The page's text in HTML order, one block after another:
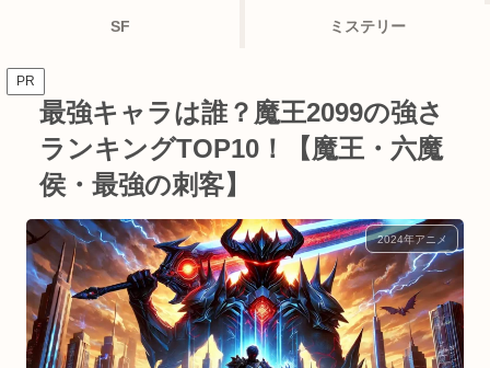
SF ミステリー
PR
最強キャラは誰？魔王2099の強さ
ランキングTOP10！【魔王・六魔
侯・最強の刺客】
2024年アニメ